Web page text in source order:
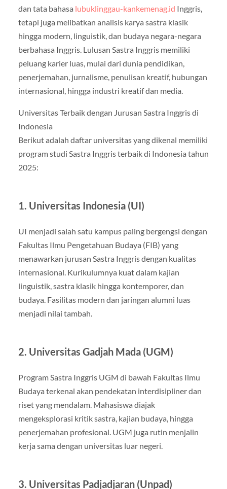
dan tata bahasa lubuklinggau-kankemenag.id Inggris,
tetapi juga melibatkan analisis karya sastra klasik
hingga modern, linguistik, dan budaya negara-negara
berbahasa Inggris. Lulusan Sastra Inggris memiliki
peluang karier luas, mulai dari dunia pendidikan,
penerjemahan, jurnalisme, penulisan kreatif, hubungan
internasional, hingga industri kreatif dan media.
Universitas Terbaik dengan Jurusan Sastra Inggris di
Indonesia
Berikut adalah daftar universitas yang dikenal memiliki
program studi Sastra Inggris terbaik di Indonesia tahun
2025:
1. Universitas Indonesia (UI)
UI menjadi salah satu kampus paling bergengsi dengan
Fakultas Ilmu Pengetahuan Budaya (FIB) yang
menawarkan jurusan Sastra Inggris dengan kualitas
internasional. Kurikulumnya kuat dalam kajian
linguistik, sastra klasik hingga kontemporer, dan
budaya. Fasilitas modern dan jaringan alumni luas
menjadi nilai tambah.
2. Universitas Gadjah Mada (UGM)
Program Sastra Inggris UGM di bawah Fakultas Ilmu
Budaya terkenal akan pendekatan interdisipliner dan
riset yang mendalam. Mahasiswa diajak
mengeksplorasi kritik sastra, kajian budaya, hingga
penerjemahan profesional. UGM juga rutin menjalin
kerja sama dengan universitas luar negeri.
3. Universitas Padjadjaran (Unpad)